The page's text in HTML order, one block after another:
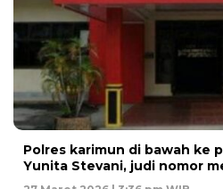
Polres karimun di bawah ke
Yunita Stevani, judi nomor